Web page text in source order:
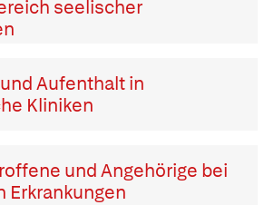
seelischer
Aufenthalt in
Kliniken
und Angehörige bei
Erkrankungen